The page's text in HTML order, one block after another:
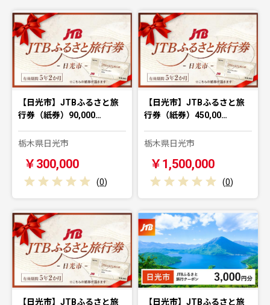
【日光市】JTBふるさと旅
行券（紙券）90,000…
栃木県日光市
￥300,000
(0)
【日光市】JTBふるさと旅
行券（紙券）450,00…
栃木県日光市
￥1,500,000
(0)
【日光市】JTBふるさと旅
【日光市】JTBふるさと旅